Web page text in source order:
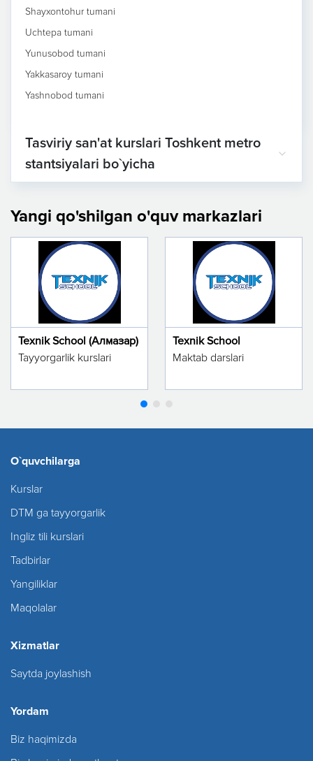
Shayxontohur tumani
Uchtepa tumani
Yunusobod tumani
Yakkasaroy tumani
Yashnobod tumani
Tasviriy san'at kurslari Toshkent metro
stantsiyalari bo`yicha
Yangi qo'shilgan o'quv markazlari
Texnik School (Алмазар)
Tayyorgarlik kurslari
Texnik School
Maktab darslari
O`quvchilarga
Kurslar
DTM ga tayyorgarlik
Ingliz tili kurslari
Tadbirlar
Yangiliklar
Maqolalar
Xizmatlar
Saytda joylashish
Yordam
Biz haqimizda